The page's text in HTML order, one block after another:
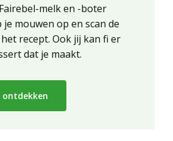
melk en -boter
mouwen op en scan de
recept. Ook jij kan fi er
dat je maakt.
ontdekken